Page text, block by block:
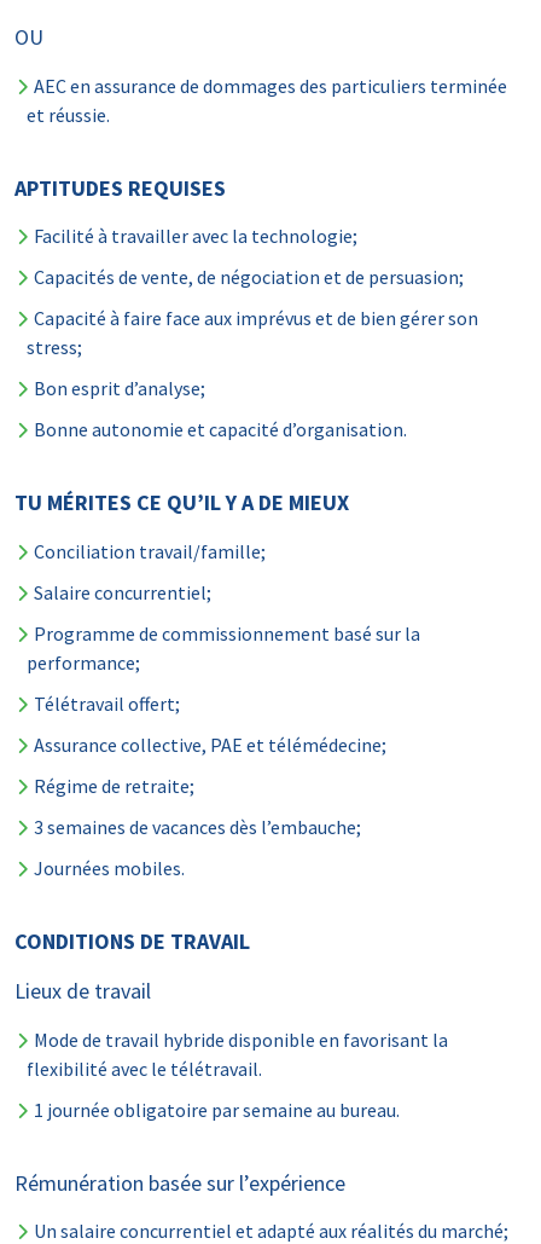
OU
AEC en assurance de dommages des particuliers terminée
et réussie.
APTITUDES REQUISES
Facilité à travailler avec la technologie;
Capacités de vente, de négociation et de persuasion;
Capacité à faire face aux imprévus et de bien gérer son
stress;
Bon esprit d’analyse;
Bonne autonomie et capacité d’organisation.
TU MÉRITES CE QU’IL Y A DE MIEUX
Conciliation travail/famille;
Salaire concurrentiel;
Programme de commissionnement basé sur la
performance;
Télétravail offert;
Assurance collective, PAE et télémédecine;
Régime de retraite;
3 semaines de vacances dès l’embauche;
Journées mobiles.
CONDITIONS DE TRAVAIL
Lieux de travail
Mode de travail hybride disponible en favorisant la
flexibilité avec le télétravail.
1 journée obligatoire par semaine au bureau.
Rémunération basée sur l’expérience
Un salaire concurrentiel et adapté aux réalités du marché;